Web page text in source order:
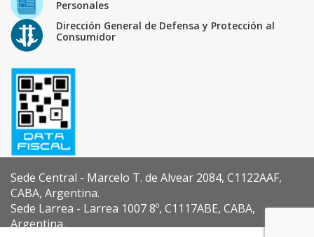
Personales
Dirección General de Defensa y Protección al
Consumidor
Sede Central - Marcelo T. de Alvear 2084, C1122AAF,
CABA, Argentina.
Sede Larrea - Larrea 1007 8º, C1117ABE, CABA,
Argentina.